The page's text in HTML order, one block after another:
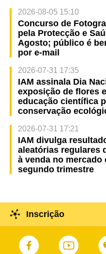
2026-08-05 15:10
Concurso de
pela Protecção e
Agosto; público é
por e-mail
2026-07-31 17:35
IAM assinala Dia
exposição de flores
educação científica
conservação
2026-07-31 17:21
IAM divulga
aleatórias regulares
à venda no mercado
segundo trimestre
Inscrição